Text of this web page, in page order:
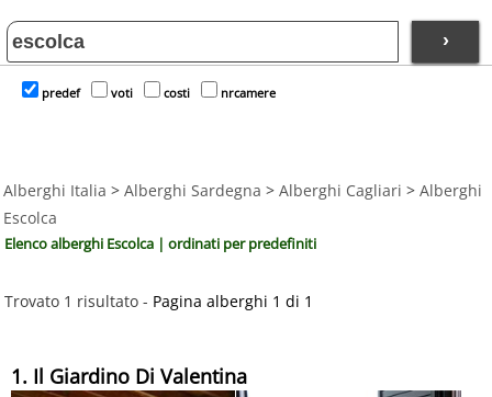
›
predef voti costi nrcamere
Alberghi Italia > Alberghi Sardegna > Alberghi Cagliari > Alberghi
Escolca
Elenco alberghi Escolca | ordinati per predefiniti
Trovato 1 risultato - Pagina alberghi 1 di 1
1. Il Giardino Di Valentina